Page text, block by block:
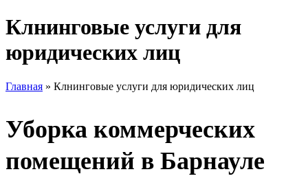
Клнинговые услуги для
юридических лиц
Главная » Клнинговые услуги для юридических лиц
Уборка коммерческих
помещений в Барнауле